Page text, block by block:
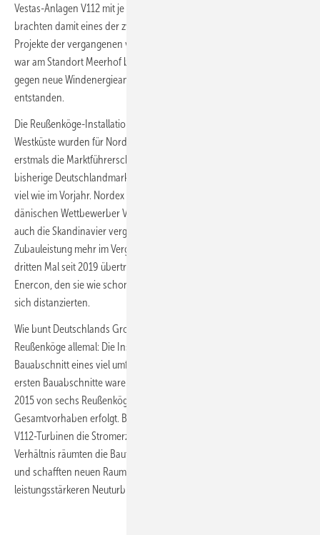
Vestas-Anlagen V112 mit je 3,45 MW hochfahren lassen. Die Partner
brachten damit eines der zwei umfangreichsten Onshore-Windpark-
Projekte der vergangenen vier Jahre mit 86 MW zum Rotieren. 2020
war am Standort Meerhof bei Paderborn nach dem Austausch alter
gegen neue Windenergieanlagen ein 90-MW-Bürgerwindpark
entstanden.
Die Reußenköge-Installationen an der schleswig-holsteinischen
Westküste wurden für Nordex zum entscheidenden Baustein, um
erstmals die Marktführerschaft zu gewinnen. 769 MW brachte der
bisherige Deutschlandmarkt-Dritte 2022 ans Netz, dreieinhalb Mal so
viel wie im Vorjahr. Nordex schloss somit sogar deutlich vor dem
dänischen Wettbewerber Vestas mit 712 MW ab. Dabei sahen sich
auch die Skandinavier vergangenes Jahr mit wieder 100 MW
Zubauleistung mehr im Vergleich zum Jahr davor im Aufwind. Zum
dritten Mal seit 2019 übertrafen sie den ostfriesischen Turbinenbauer
Enercon, den sie wie schon 2019 und 2020 eine Marktposition hinter
sich distanzierten.
Wie bunt Deutschlands Großwindparkbau aussieht, demonstriert
Reußenköge allemal: Die Installationen von 2022 waren nur der letzte
Bauabschnitt eines viel umfassenderen Repoweringprojektes. Die
ersten Bauabschnitte waren nach dem Zusammenschluss im Jahr
2015 von sechs Reußenköge-Altwindparks für ein 300-MW-
Gesamtvorhaben erfolgt. Bis Ende 2020 hatten hier schon Dutzende
V112-Turbinen die Stromerzeugung aufgenommen. Im Eins-zu-Eins-
Verhältnis räumten die Bauteams dafür jeweils Zwei-MW-Turbinen ab
und schafften neuen Raum und Akzeptanz für die um die Hälfte
leistungsstärkeren Neuturbinen.